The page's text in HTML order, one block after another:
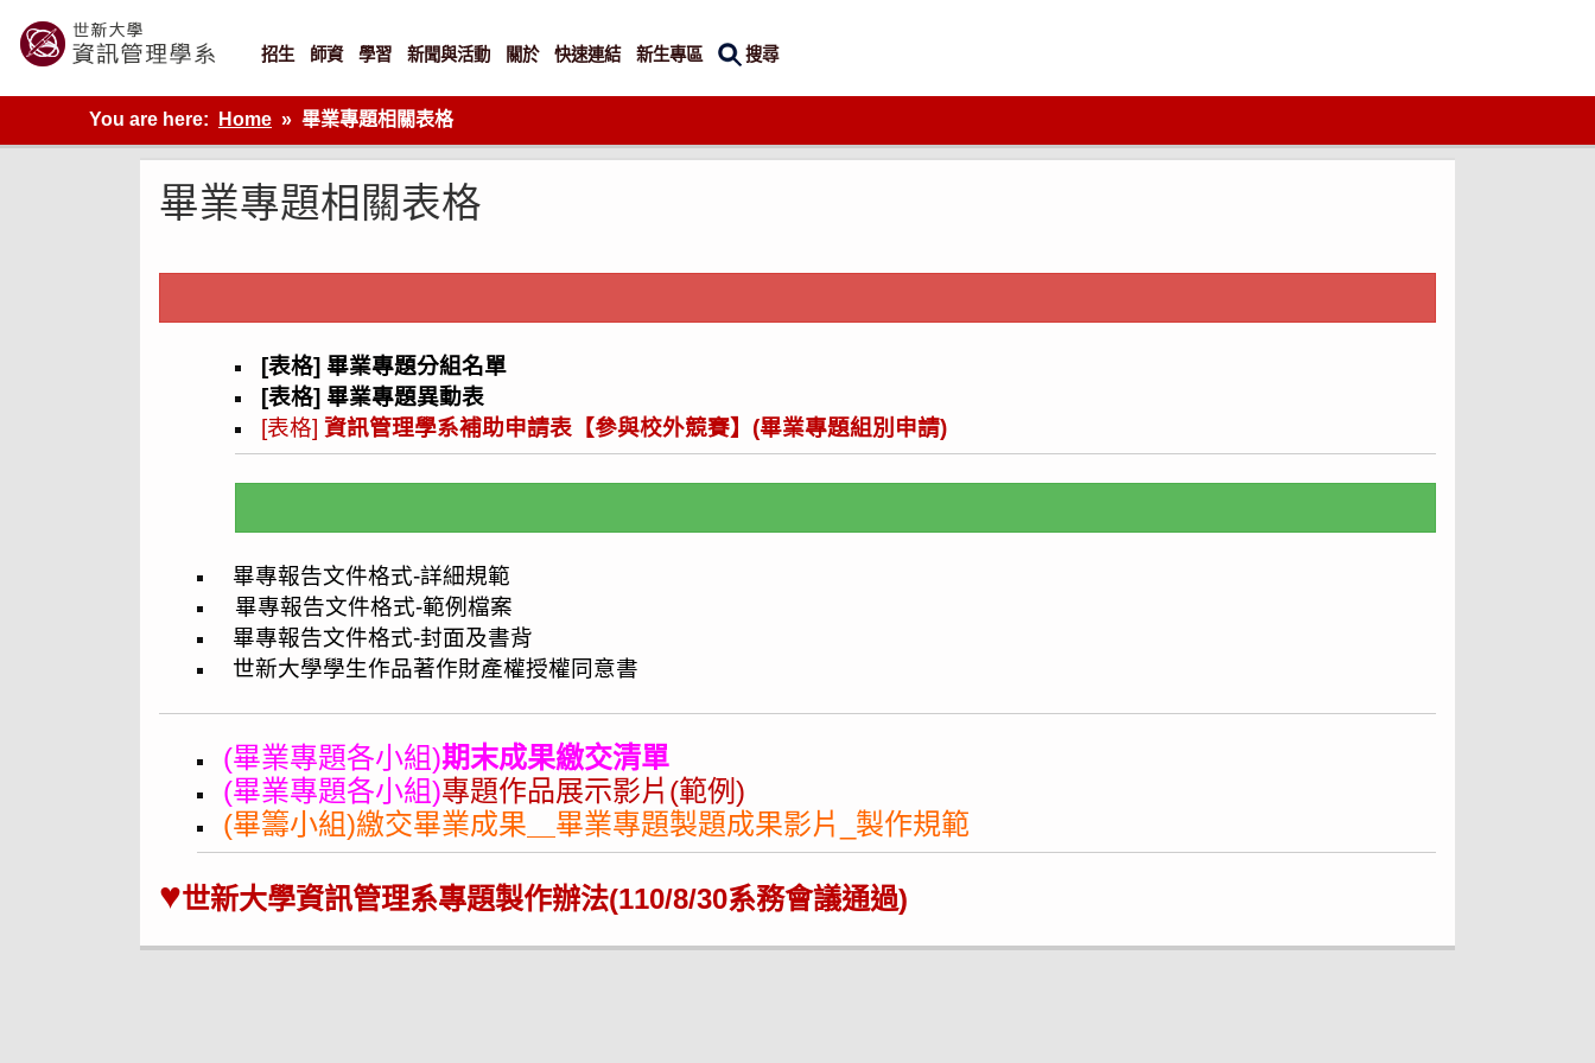
content
世新大學資管系網站
招生 師資 學習 新聞與活動 關於 快速連結 新生專區 搜尋
You are here: Home 畢業專題相關表格
畢業專題相關表格
[表格] 畢業專題分組名單
[表格] 畢業專題異動表
[表格]資訊管理學系補助申請表【參與校外競賽】(畢業專題組別申請)
畢專報告文件格式-詳細規範
畢專報告文件格式-範例檔案
畢專報告文件格式-封面及書背
世新大學學生作品著作財產權授權同意書
(畢業專題各小組)期末成果繳交清單
(畢業專題各小組)專題作品展示影片(範例)
(畢籌小組)繳交畢業成果＿畢業專題製題成果影片_製作規範
♥世新大學資訊管理系專題製作辦法(110/8/30系務會議通過)